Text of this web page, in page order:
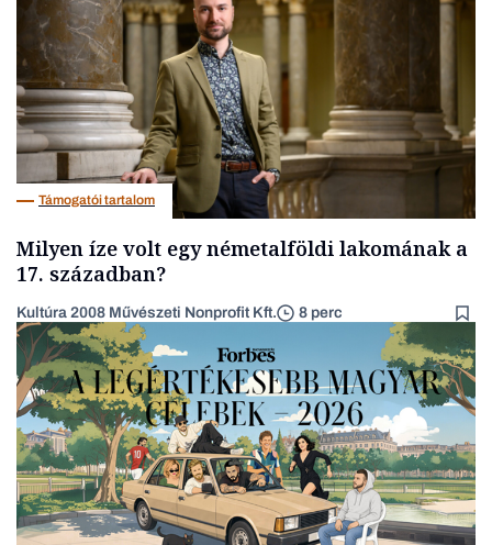
Támogatói tartalom
Milyen íze volt egy németalföldi lakomának a
17. században?
Kultúra 2008 Művészeti Nonprofit Kft. 8 perc